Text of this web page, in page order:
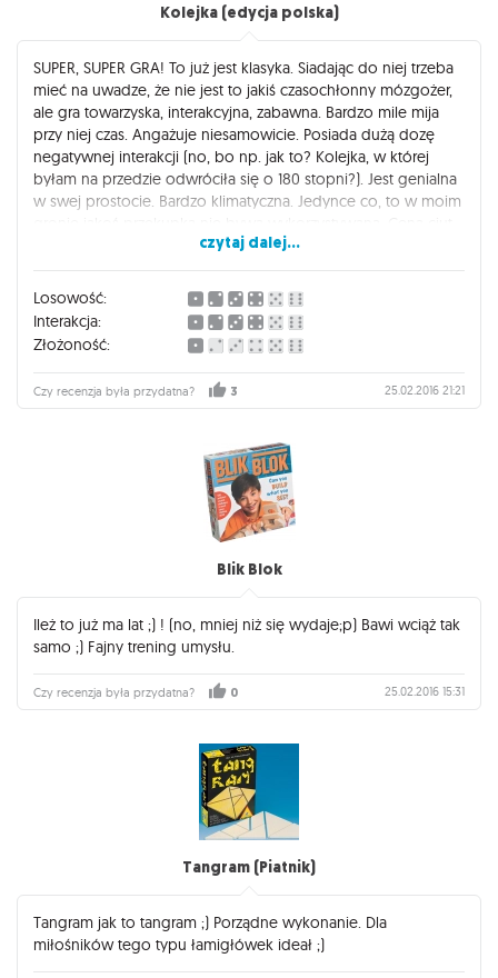
Kolejka (edycja polska)
SUPER, SUPER GRA! To już jest klasyka. Siadając do niej trzeba
mieć na uwadze, że nie jest to jakiś czasochłonny mózgożer,
ale gra towarzyska, interakcyjna, zabawna. Bardzo mile mija
przy niej czas. Angażuje niesamowicie. Posiada dużą dozę
negatywnej interakcji (no, bo np. jak to? Kolejka, w której
byłam na przedzie odwróciła się o 180 stopni?). Jest genialna
w swej prostocie. Bardzo klimatyczna. Jedynce co, to w moim
za wysoka w stosunku do tego, co dostajemy, ale i tak
polecam! Wstyd nie znać tego tytułu.
czytaj dalej...
Losowość:
Interakcja:
Złożoność:
Czy recenzja była przydatna? 3 25.02.2016 21:21
Blik Blok
Ileż to już ma lat ;) ! (no, mniej niż się wydaje;p) Bawi wciąż tak
samo ;) Fajny trening umysłu.
Czy recenzja była przydatna? 0 25.02.2016 15:31
Tangram (Piatnik)
Tangram jak to tangram ;) Porządne wykonanie. Dla
miłośników tego typu łamigłówek ideał ;)